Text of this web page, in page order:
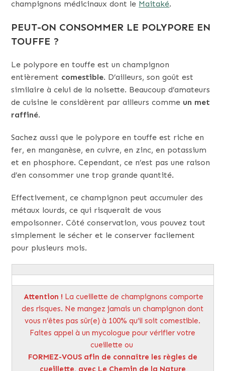
champignons médicinaux dont le Maitaké.
PEUT-ON CONSOMMER LE POLYPORE EN
TOUFFE ?
Le polypore en touffe est un champignon
entièrement comestible. D’ailleurs, son goût est
similaire à celui de la noisette. Beaucoup d’amateurs
de cuisine le considèrent par ailleurs comme un met
raffiné.
Sachez aussi que le polypore en touffe est riche en
fer, en manganèse, en cuivre, en zinc, en potassium
et en phosphore. Cependant, ce n’est pas une raison
d’en consommer une trop grande quantité.
Effectivement, ce champignon peut accumuler des
métaux lourds, ce qui risquerait de vous
empoisonner. Côté conservation, vous pouvez tout
simplement le sécher et le conserver facilement
pour plusieurs mois.
Attention ! La cueillette de champignons comporte
des risques. Ne mangez jamais un champignon dont
vous n’êtes pas sûr(e) à 100% qu’il soit comestible.
Faites appel à un mycologue pour vérifier votre
cueillette ou
FORMEZ-VOUS afin de connaître les règles de
cueillette, avec Le Chemin de la Nature